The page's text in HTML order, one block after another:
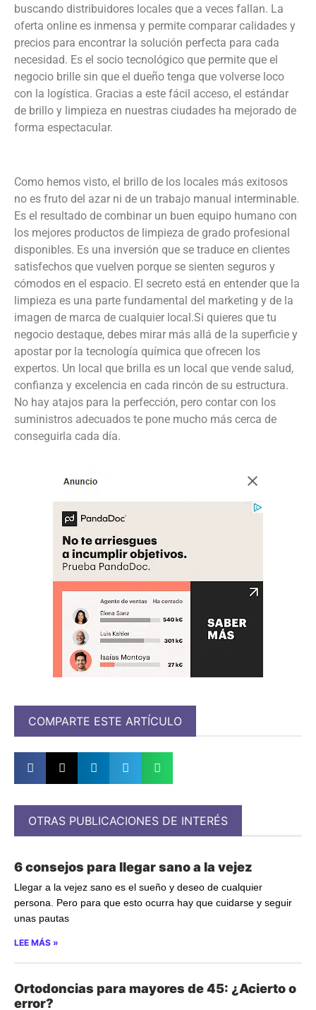
buscando distribuidores locales que a veces fallan. La
oferta online es inmensa y permite comparar calidades y
precios para encontrar la solución perfecta para cada
necesidad. Es el socio tecnológico que permite que el
negocio brille sin que el dueño tenga que volverse loco
con la logística. Gracias a este fácil acceso, el estándar
de brillo y limpieza en nuestras ciudades ha mejorado de
forma espectacular.
Como hemos visto, el brillo de los locales más exitosos
no es fruto del azar ni de un trabajo manual interminable.
Es el resultado de combinar un buen equipo humano con
los mejores productos de limpieza de grado profesional
disponibles. Es una inversión que se traduce en clientes
satisfechos que vuelven porque se sienten seguros y
cómodos en el espacio. El secreto está en entender que la
limpieza es una parte fundamental del marketing y de la
imagen de marca de cualquier local.Si quieres que tu
negocio destaque, debes mirar más allá de la superficie y
apostar por la tecnología química que ofrecen los
expertos. Un local que brilla es un local que vende salud,
confianza y excelencia en cada rincón de su estructura.
No hay atajos para la perfección, pero contar con los
suministros adecuados te pone mucho más cerca de
conseguirla cada día.
COMPARTE ESTE ARTÍCULO
OTRAS PUBLICACIONES DE INTERÉS
6 consejos para llegar sano a la vejez
Llegar a la vejez sano es el sueño y deseo de cualquier
persona. Pero para que esto ocurra hay que cuidarse y seguir
unas pautas
LEE MÁS »
Ortodoncias para mayores de 45: ¿Acierto o
error?